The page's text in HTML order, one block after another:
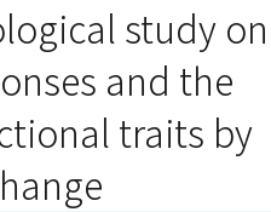
study on
and the
traits by